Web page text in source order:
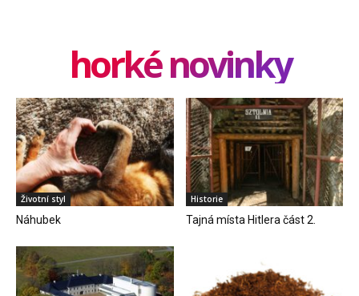
horké novinky
Životní styl
Náhubek
Historie
Tajná místa Hitlera část 2.